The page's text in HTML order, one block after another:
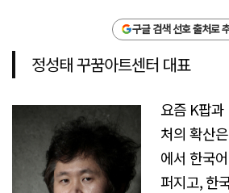
구글 검색 선호 출처로
정성태 꾸꿈아트센터 대표
요즘 K팝과
처의 확산
에서 한국
퍼지고, 한